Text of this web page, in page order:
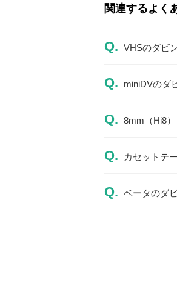
関連するよく
Q. VHSのダビ
Q. miniDVのダ
Q. 8mm（Hi8
Q. カセットテ
Q. ベータのダ